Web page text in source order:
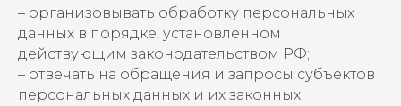
– организовывать обработку персональных
данных в порядке, установленном
действующим законодательством РФ;
– отвечать на обращения и запросы субъектов
персональных данных и их законных